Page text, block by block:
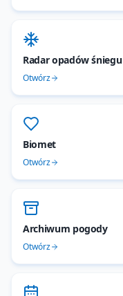
Radar opadów śniegu
Otwórz
Biomet
Otwórz
Archiwum pogody
Otwórz